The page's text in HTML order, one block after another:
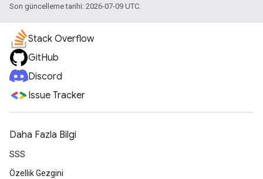
Son güncelleme tarihi: 2026-07-09 UTC.
Stack Overflow
GitHub
Discord
Issue Tracker
Daha Fazla Bilgi
SSS
Özellik Gezgini